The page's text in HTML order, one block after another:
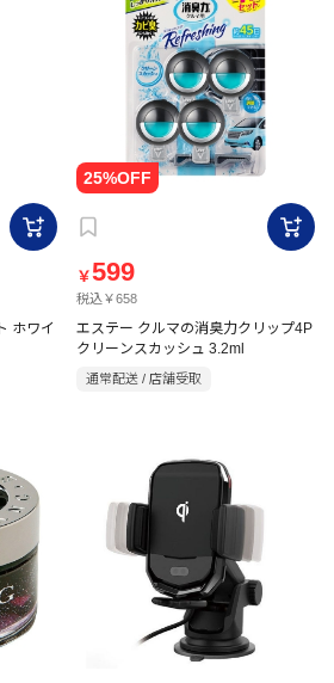
ホワイ
￥599
税込￥658
エステー クルマの消臭力クリップ4P
クリーンスカッシュ 3.2ml
通常配送 / 店舗受取